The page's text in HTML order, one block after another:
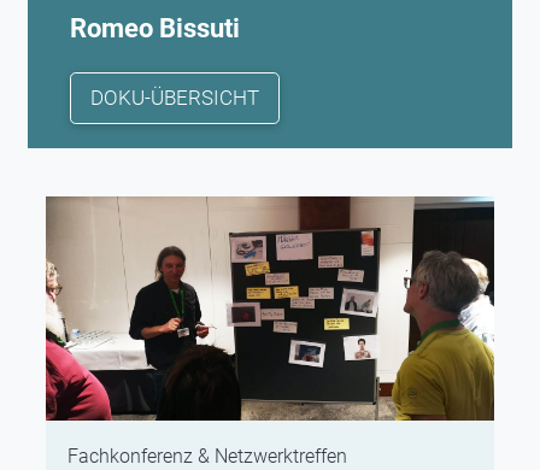
Romeo Bissuti
DOKU-ÜBERSICHT
Fachkonferenz & Netzwerktreffen